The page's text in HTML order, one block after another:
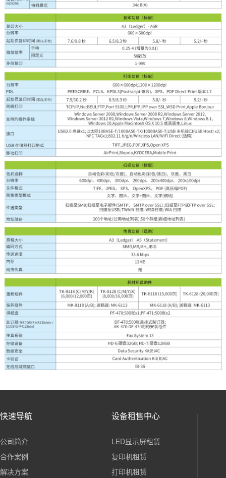
快速导航
公司简介
合作案例
解决方案
设备租售中心
LED显示屏租赁
复印机租赁
打印机租赁